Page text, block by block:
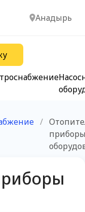
Анадырь
/